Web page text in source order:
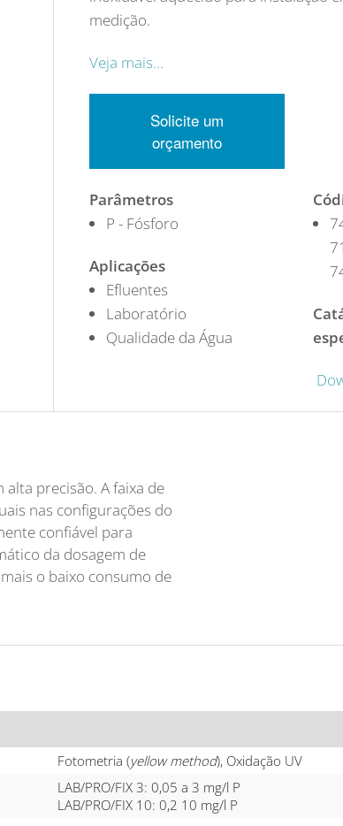
medição.
Veja mais…
Solicite um
orçamento
Parâmetros
P - Fósforo
Aplicações
Efluentes
Laboratório
Qualidade da Água
precisão. A faixa de
nas configurações do
confiável para
da dosagem de
o baixo consumo de
Fotometria (yellow method), Oxidação UV
LAB/PRO/FIX 3: 0,05 a 3 mg/l P
LAB/PRO/FIX 10: 0,2 10 mg/l P